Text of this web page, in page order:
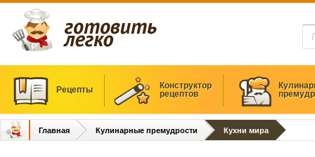
Рецепты
Конструктор
рецептов
Главная Кулинарные премудрости Кухни мира